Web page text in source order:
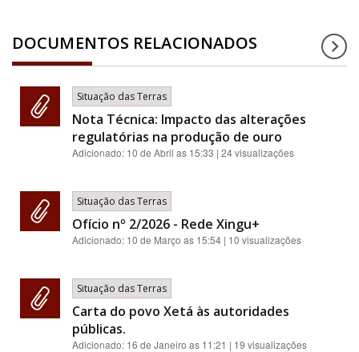
DOCUMENTOS RELACIONADOS
Situação das Terras
Nota Técnica: Impacto das alterações
regulatórias na produção de ouro
Adicionado: 10 de Abril as 15:33 | 24 visualizações
Situação das Terras
Ofício nº 2/2026 - Rede Xingu+
Adicionado: 10 de Março as 15:54 | 10 visualizações
Situação das Terras
Carta do povo Xetá às autoridades
públicas.
Adicionado: 16 de Janeiro as 11:21 | 19 visualizações